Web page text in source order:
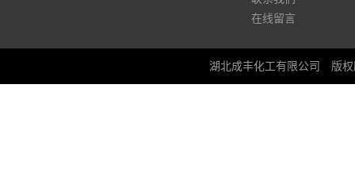
在线留言
湖北成丰化工有限公司 版